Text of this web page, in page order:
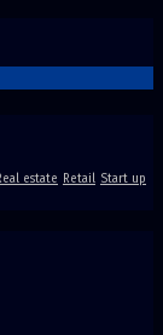
estate Retail Start up